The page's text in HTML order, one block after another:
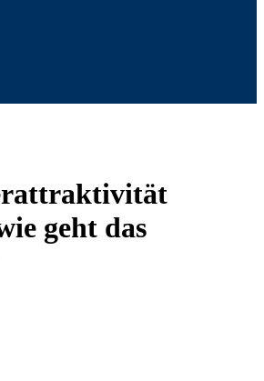
geht das